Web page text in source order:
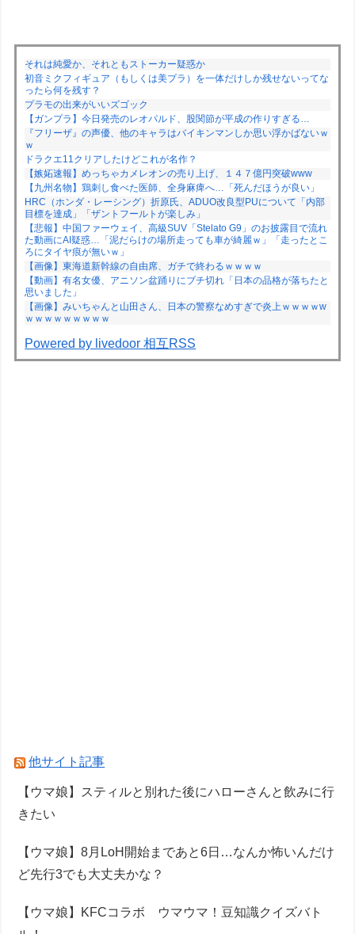
それは純愛か、それともストーカー疑惑か
初音ミクフィギュア（もしくは美プラ）を一体だけしか残せないってな
ったら何を残す？
プラモの出来がいいズゴック
【ガンプラ】今日発売のレオパルド、股関節が平成の作りすぎる…
『フリーザ』の声優、他のキャラはバイキンマンしか思い浮かばないｗ
ｗ
ドラクエ11クリアしたけどこれが名作？
【嫉妬速報】めっちゃカメレオンの売り上げ、１４７億円突破www
【九州名物】鶏刺し食べた医師、全身麻痺へ…「死んだほうが良い」
HRC（ホンダ・レーシング）折原氏、ADUO改良型PUについて「内部
目標を達成」「ザントフールトが楽しみ」
【悲報】中国ファーウェイ、高級SUV「Stelato G9」のお披露目で流れ
た動画にAI疑惑…「泥だらけの場所走っても車が綺麗ｗ」「走ったとこ
ろにタイヤ痕が無いｗ」
【画像】東海道新幹線の自由席、ガチで終わるｗｗｗｗ
【動画】有名女優、アニソン盆踊りにブチ切れ「日本の品格が落ちたと
思いました」
【画像】みいちゃんと山田さん、日本の警察なめすぎで炎上ｗｗｗｗw
ｗｗｗｗｗｗｗｗｗ
Powered by livedoor 相互RSS
他サイト記事
【ウマ娘】スティルと別れた後にハローさんと飲みに行
きたい
【ウマ娘】8月LoH開始まであと6日…なんか怖いんだけ
ど先行3でも大丈夫かな？
【ウマ娘】KFCコラボ ウマウマ！豆知識クイズバト